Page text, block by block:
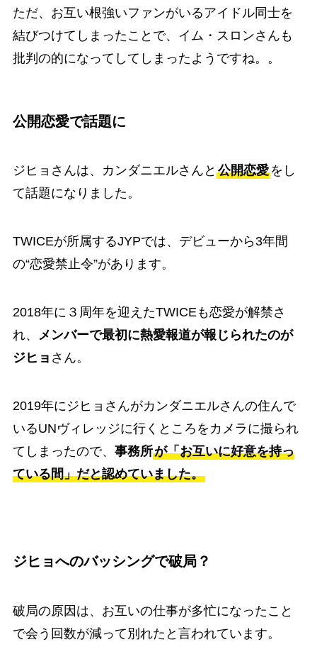
ただ、お互い根強いファンがいるアイドル同士を
結びつけてしまったことで、イム・スロンさんも
批判の的になってしてしまったようですね。。
公開恋愛で話題に
ジヒョさんは、カンダニエルさんと 公開恋愛をし
て話題になりました。
TWICEが所属するJYPでは、デビューから3年間
の“恋愛禁止令”があります。
2018年に３周年を迎えたTWICEも恋愛が解禁さ
れ、
メンバーで最初に熱愛報道が報じられたのが
ジヒョ さん。
2019年にジヒョさんがカンダニエルさんの住んで
いるUNヴィレッジに行くところをカメラに撮られ
てしまったので、 事務所が「お互いに好意を持っ
ている間」だと認めていました。
ジヒョへのバッシングで破局？
破局の原因は、お互いの仕事が多忙になったこと
で会う回数が減って別れたと言われています。